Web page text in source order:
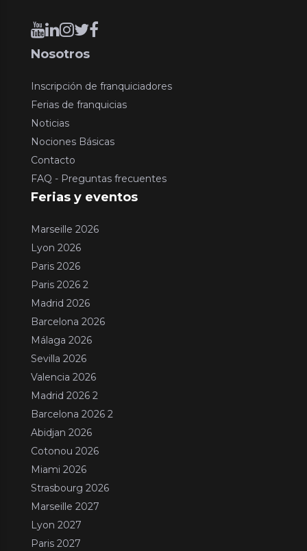
Nosotros
Inscripción de franquiciadores
Ferias de franquicias
Noticias
Nociones Básicas
Contacto
FAQ - Preguntas frecuentes
Ferias y eventos
Marseille 2026
Lyon 2026
Paris 2026
Paris 2026 2
Madrid 2026
Barcelona 2026
Málaga 2026
Sevilla 2026
Valencia 2026
Madrid 2026 2
Barcelona 2026 2
Abidjan 2026
Cotonou 2026
Miami 2026
Strasbourg 2026
Marseille 2027
Lyon 2027
Paris 2027